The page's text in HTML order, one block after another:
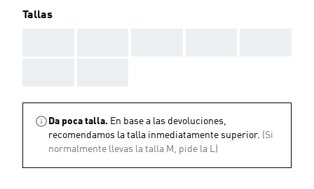
Tallas
Da poca talla. En base a las devoluciones,
recomendamos la talla inmediatamente superior. (Si
normalmente llevas la talla M, pide la L)